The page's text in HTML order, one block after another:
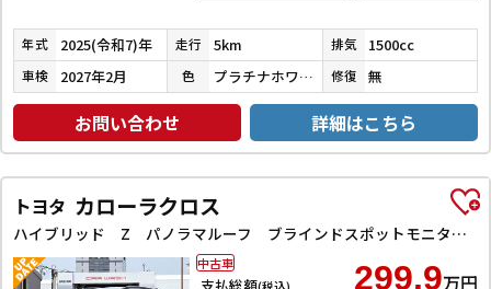
年式 2025(令和7)年 走行 5km 排気 1500cc
車検 2027年2月 色 プラチナホワイトパールマイカ 修復 無
お問い合わせ 詳細はこちら
トヨタ カローラクロス
ハイブリッド Z パノラマルーフ ブラインドスポットモニター ETC バックカメラ オートクルーズコントロール レーンアシスト パワーシート 衝突被害軽減システム オートマチックハイビーム オートライト LEDランプ
299.9万円
中古車